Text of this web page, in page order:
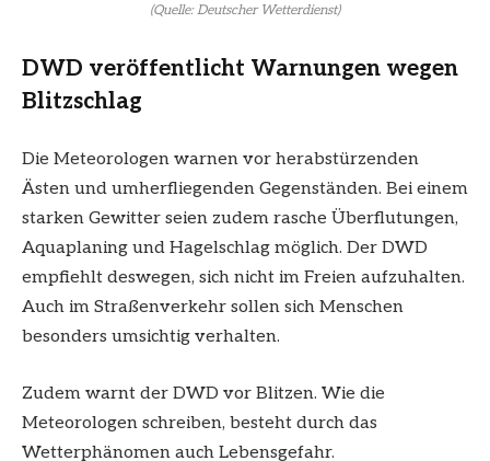
(Quelle: Deutscher Wetterdienst)
DWD veröffentlicht Warnungen wegen
Blitzschlag
Die Meteorologen warnen vor herabstürzenden
Ästen und umherfliegenden Gegenständen. Bei einem
starken Gewitter seien zudem rasche Überflutungen,
Aquaplaning und Hagelschlag möglich. Der DWD
empfiehlt deswegen, sich nicht im Freien aufzuhalten.
Auch im Straßenverkehr sollen sich Menschen
besonders umsichtig verhalten.
Zudem warnt der DWD vor Blitzen. Wie die
Meteorologen schreiben, besteht durch das
Wetterphänomen auch Lebensgefahr.